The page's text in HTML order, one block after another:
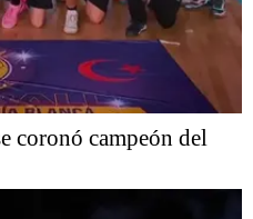
coronó campeón del